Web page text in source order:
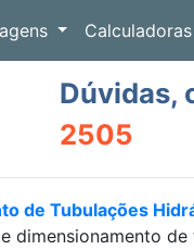
Calculadoras
Dúvidas,
2505
de Tubulações
dimensionamento